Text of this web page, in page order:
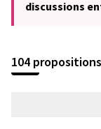
discussions
104 propositions